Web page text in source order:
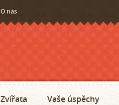
O nás
Zvířata Vaše úspěchy